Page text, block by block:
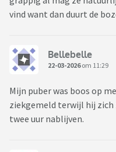
vind want dan duurt de
Bellebelle
22-03-2026om 11:29
Mijn puber was boos op
ziekgemeld terwijl hij zich
twee uur nablijven.